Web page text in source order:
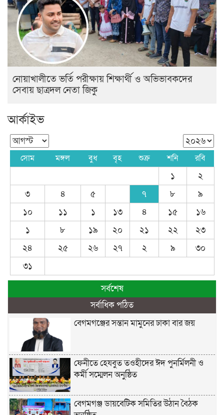
নোয়াখালীতে ভর্তি পরীক্ষায় শিক্ষার্থী ও অভিভাবকদের
সেবায় ছাত্রদল নেতা জিকু
আর্কাইভ
সোম মঙ্গল বুধ বৃহ শুক্র শনি রবি
১
২
৩
৪ ৫ ৭ ৮
৯
১০
১১ ১ ১৩ ৪ ১৫
১৬
১
৮ ১৯ ২০ ২১ ২২
২৩
২৪
২৫ ২৬ ২৭ ২ ৯
৩০
৩১
সর্বশেষ
সর্বাধিক পঠিত
বেগমগঞ্জের সন্তান মামুনের ঢাকা বার জয়
ফেনীতে হেযবুত তওহীদের ঈদ পুনর্মিলনী ও
কর্মী সম্মেলন অনুষ্ঠিত
বেগমগঞ্জ ডায়বেটিক সমিতির উঠান বৈঠক